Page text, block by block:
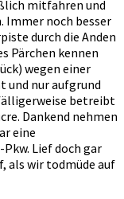
mitfahren und
Immer noch besser
durch die Anden
Pärchen kennen
wegen einer
und nur aufgrund
betreibt
Dankend nehmen
eine
Lief doch gar
als wir todmüde auf